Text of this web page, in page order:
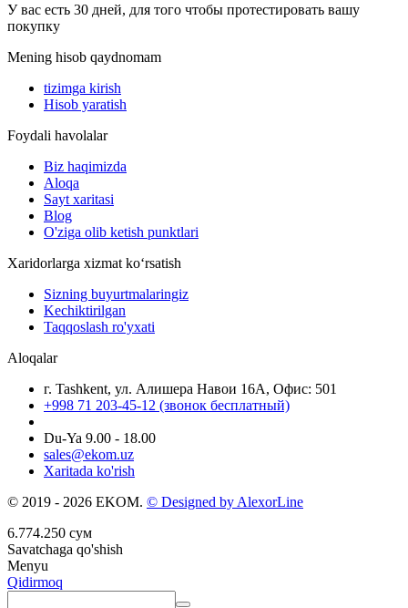
У вас есть 30 дней, для того чтобы протестировать вашу
покупку
Mening hisob qaydnomam
tizimga kirish
Hisob yaratish
Foydali havolalar
Biz haqimizda
Aloqa
Sayt xaritasi
Blog
O'ziga olib ketish punktlari
Xaridorlarga xizmat ko‘rsatish
Sizning buyurtmalaringiz
Kechiktirilgan
Taqqoslash ro'yxati
Aloqalar
г. Tashkent, ул. Алишера Навои 16А, Офис: 501
+998 71 203-45-12 (звонок бесплатный)
Du-Ya 9.00 - 18.00
sales@ekom.uz
Xaritada ko'rish
© 2019 - 2026 EKOM. © Designed by AlexorLine
6.774.250 сум
Savatchaga qo'shish
Menyu
Qidirmoq